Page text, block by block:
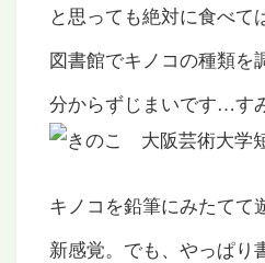
と思っても絶対に食べて
図書館でキノコの種類を
分からずじまいです…す
キノコを鉛筆にみたてて
新感覚。でも、やっぱり